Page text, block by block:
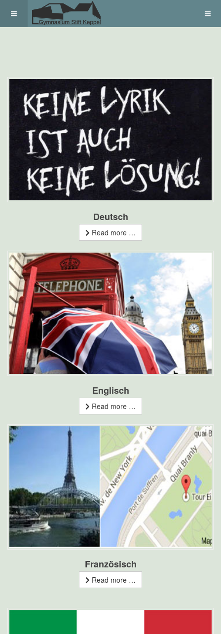
Deutsch
Read more …
Englisch
Read more …
Französisch
Read more …